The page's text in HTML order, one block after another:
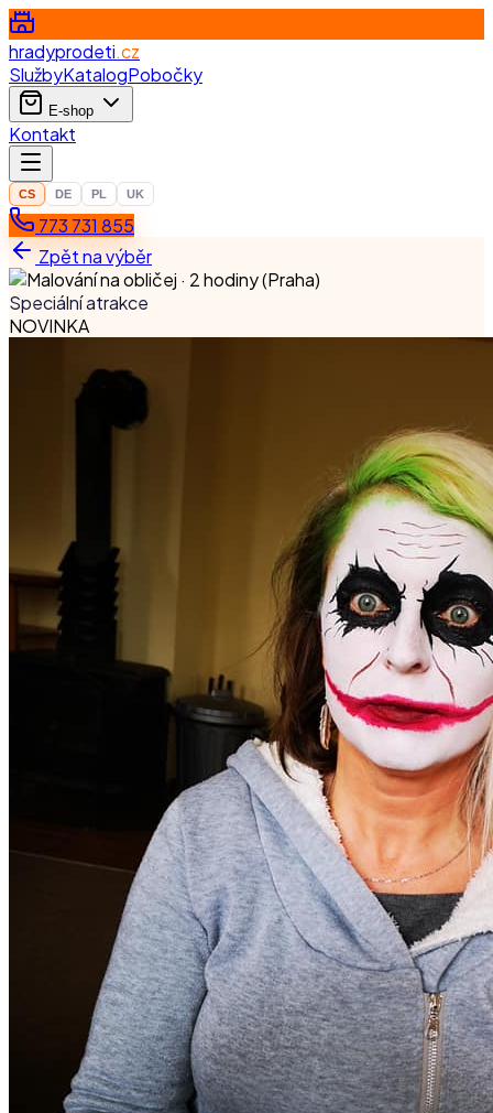
hradyprodeti.cz
SlužbyKatalogPobočky
E-shop
Kontakt
CS DE PL UK
773 731 855
Zpět na výběr
Speciální atrakce
NOVINKA